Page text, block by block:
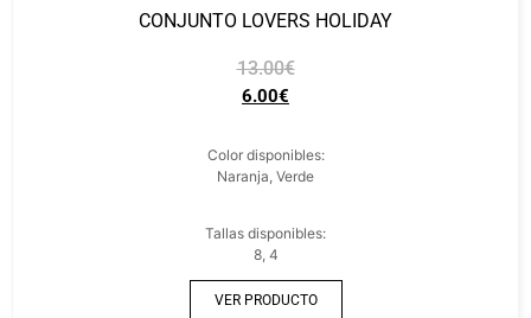
CONJUNTO LOVERS HOLIDAY
13.00€
6.00€
Color disponibles:
Naranja, Verde
Tallas disponibles:
8, 4
VER PRODUCTO